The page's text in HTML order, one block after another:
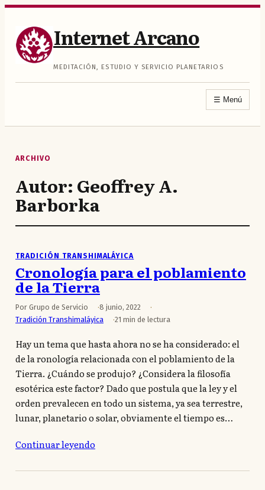
Saltar
contenido Internet Arcano
MEDITACIÓN, ESTUDIO Y SERVICIO PLANETARIOS
☰ Menú
ARCHIVO
Autor: Geoffrey A.
Barborka
TRADICIÓN TRANSHIMALÁYICA
Cronología para el poblamiento
de la Tierra
Por Grupo de Servicio
8 junio, 2022
Tradición Transhimaláyica
21 min de lectura
Hay un tema que hasta ahora no se ha considerado: el
de la ronología relacionada con el poblamiento de la
Tierra. ¿Cuándo se produjo? ¿Considera la filosofía
esotérica este factor? Dado que postula que la ley y el
orden prevalecen en todo un sistema, ya sea terrestre,
lunar, planetario o solar, obviamente el tiempo es…
Continuar leyendo